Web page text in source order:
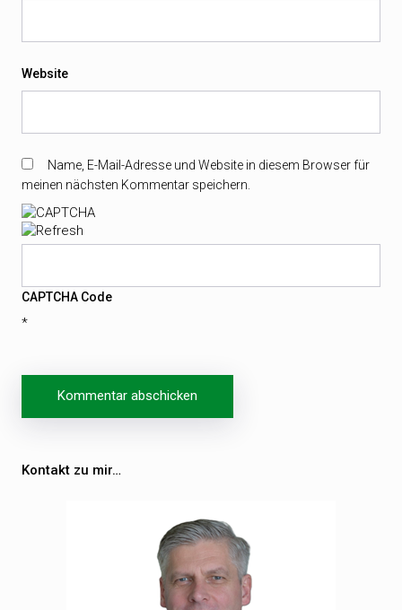
Website
Name, E-Mail-Adresse und Website in diesem Browser für
meinen nächsten Kommentar speichern.
CAPTCHA Code
*
Kontakt zu mir…